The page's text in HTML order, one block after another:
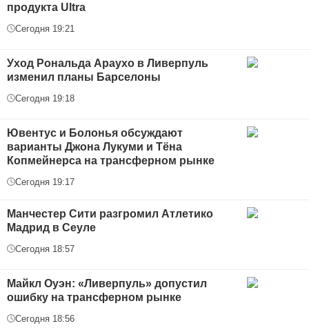
продукта Ultra
Сегодня 19:21
Уход Рональда Араухо в Ливерпуль
изменил планы Барселоны
Сегодня 19:18
Ювентус и Болонья обсуждают
варианты Джона Лукуми и Тёна
Копмейнерса на трансферном рынке
Сегодня 19:17
Манчестер Сити разгромил Атлетико
Мадрид в Сеуле
Сегодня 18:57
Майкл Оуэн: «Ливерпуль» допустил
ошибку на трансферном рынке
Сегодня 18:56